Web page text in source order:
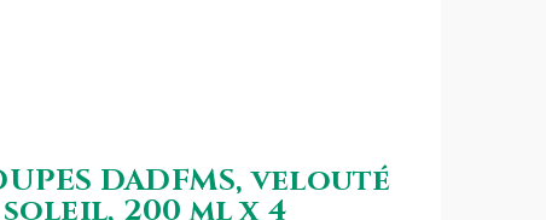
DADFMS, velouté
200 ml x 4